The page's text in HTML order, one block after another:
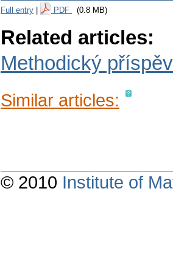
Full entry PDF (0.8 MB)
Related articles:
Methodický
Similar articles:
© 2010 Institute of